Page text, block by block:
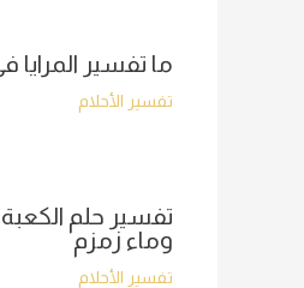
ما تفسير المرايا
تفسير الأحلام
تفسير حلم
وماء زمزم
تفسير الأحلام